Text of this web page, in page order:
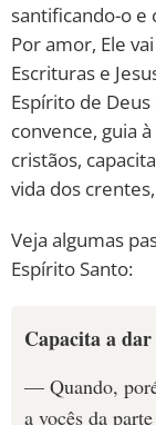
santificando-o e
Por amor, Ele
Escrituras e
Espírito de
convence, guia
cristãos,
vida dos
Veja algumas
Espírito Santo:
Capacita a
— Quando,
a vocês da